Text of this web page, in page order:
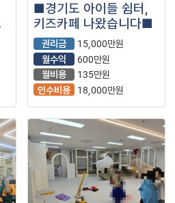
■경기도 아이들 쉼터,
키즈카페 나왔습니다■
권리금
15,000만원
월수익
600만원
월비용
135만원
인수비용
18,000만원